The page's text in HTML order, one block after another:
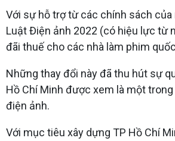
Với sự hỗ trợ từ các chính sách
Luật Điện ảnh 2022 (có hiệu lực từ
đãi thuế cho các nhà làm phim
Những thay đổi này đã thu hút sự
Hồ Chí Minh được xem là một
điện ảnh.
Với mục tiêu xây dựng TP Hồ Chí